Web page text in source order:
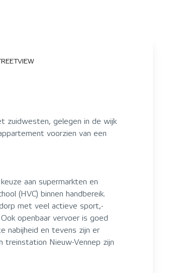
zuidwesten, gelegen in de wijk
voorzien van een
aan supermarkten en
(HVC) binnen handbereik.
met veel actieve sport,-
openbaar vervoer is goed
nabijheid en tevens zijn er
treinstation Nieuw-Vennep zijn